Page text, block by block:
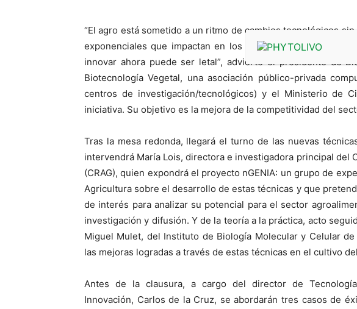
“El agro está sometido a un ritmo de cambios tecnológicos
exponenciales que impactan en los modelos de negocio.
innovar ahora puede ser letal”, advierte el presidente de
Biotecnología Vegetal, una asociación público-privada
centros de investigación/tecnológicos) y el Ministerio de
iniciativa. Su objetivo es la mejora de la competitividad del
Tras la mesa redonda, llegará el turno de las nuevas
intervendrá María Lois, directora e investigadora principal del
(CRAG), quien expondrá el proyecto nGENIA: un grupo de
Agricultura sobre el desarrollo de estas técnicas y que
de interés para analizar su potencial para el sector
investigación y difusión. Y de la teoría a la práctica, acto
Miguel Mulet, del Instituto de Biología Molecular y Celular de
las mejoras logradas a través de estas técnicas en el cultivo
Antes de la clausura, a cargo del director de
Innovación, Carlos de la Cruz, se abordarán tres casos de